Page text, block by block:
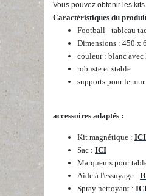
Vous pouvez obtenir les
Caractéristiques du
Football - tableau
Dimensions : 450 x
couleur : blanc
robuste et stable
supports pour le mur
accessoires adaptés :
Kit magnétique : ICI
Sac : ICI
Marqueurs pour
Aide à l'essuyage :
Spray nettoyant :